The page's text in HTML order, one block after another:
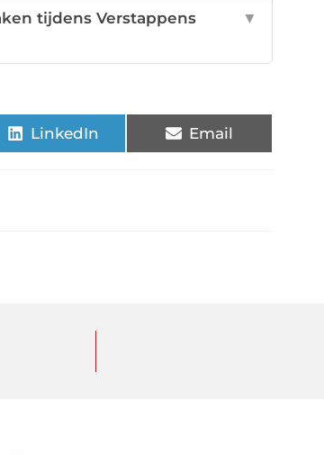
tijdens Verstappens
▼
LinkedIn Email